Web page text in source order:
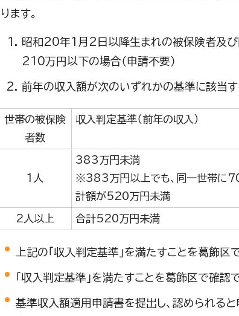
ります。
昭和20年1月2日以降生まれの被保険者及
210万円以下の場合（申請不要）
前年の収入額が次のいずれかの基準に該当
世帯の被保険
者数
収入判定基準（前年の収入）
1人
383万円未満
※383万円以上でも、同一世帯に
計額が520万円未満
2人以上 合計520万円未満
上記の「収入判定基準」を満たすことを葛飾
「収入判定基準」を満たすことを葛飾区で確
基準収入額適用申請書を提出し、認められる